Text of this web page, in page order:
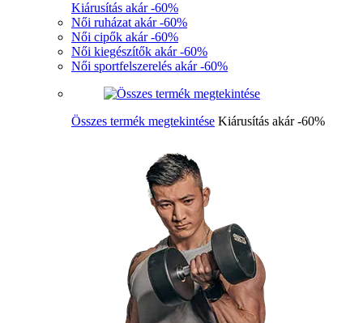
Kiárusítás akár -60%
Női ruházat akár -60%
Női cipők akár -60%
Női kiegészítők akár -60%
Női sportfelszerelés akár -60%
Összes termék megtekintése Kiárusítás akár -60%